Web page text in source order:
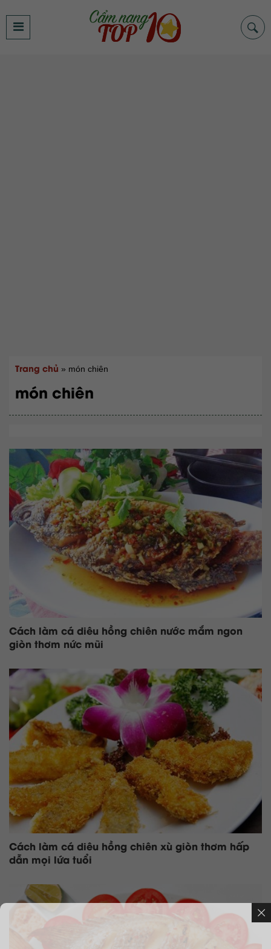
Trang chủ » món chiên
món chiên
Cách làm cá diêu hồng chiên nước mắm ngon
giòn thơm nức mũi
Cách làm cá diêu hồng chiên xù giòn thơm hấp
dẫn mọi lứa tuổi